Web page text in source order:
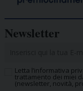
Newsletter
Letta l’informativa
trattamento dei miei
(newsletter, novità,